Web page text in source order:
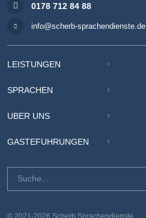
0178 712 84 88
info@scherb-sprachendienste.de
LEISTUNGEN
SPRACHEN
ÜBER UNS
GÄSTEFÜHRUNGEN
© 2021-2026 Scherb Sprachendienste